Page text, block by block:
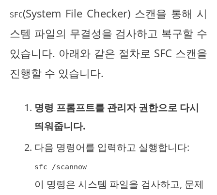
SFC(System File Checker) 스캔을 통해 시
스템 파일의 무결성을 검사하고 복구할 수
있습니다. 아래와 같은 절차로 SFC 스캔을
진행할 수 있습니다.
명령 프롬프트를 관리자 권한으로 다시
띄워줍니다.
다음 명령어를 입력하고 실행합니다:
sfc /scannow
이 명령은 시스템 파일을 검사하고, 문제